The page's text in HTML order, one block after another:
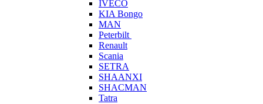
IVECO
KIA Bongo
MAN
Peterbilt
Renault
Scania
SETRA
SHAANXI
SHACMAN
Tatra